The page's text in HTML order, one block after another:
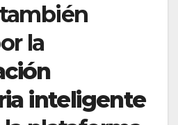
la
inteligente